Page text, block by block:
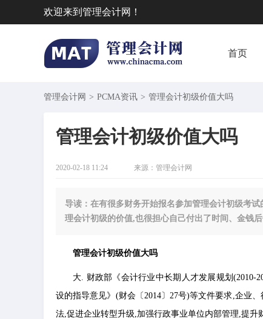
欢迎来到管理会计网！
首页
管理会计网 > PCMA资讯 > ​管理会计初级价值大吗
​管理会计初级价值大吗
2020-02-18 11:24 来源： 管理会计网
导读：在有很多财务开始报名参加管理会计初级考
理会计初级的价值,也很担心自己付出了时间、金钱
管理会计初级价值大吗
大. 财政部《会计行业中长期人才发展规划(2010-
设的指导意见》(财会〔2014〕27号)等文件要求,企业
法,促进企业转型升级,加强行政事业单位内部管理,提升